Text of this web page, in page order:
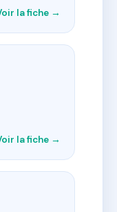
la fiche →
la fiche →